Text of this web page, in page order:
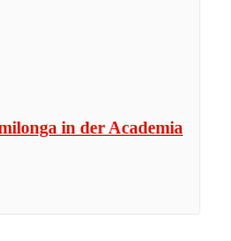
in der Academia